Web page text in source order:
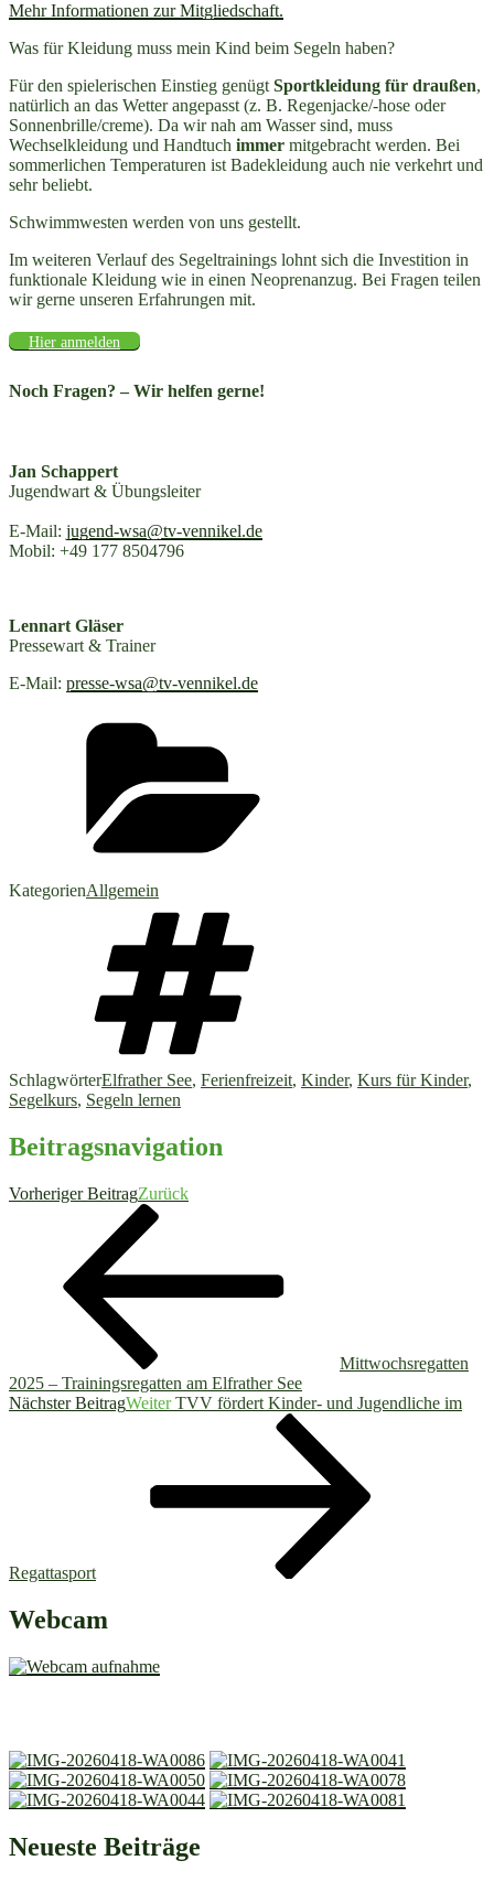
Mehr Informationen zur Mitgliedschaft.
Was für Kleidung muss mein Kind beim Segeln haben?
Für den spielerischen Einstieg genügt Sportkleidung für draußen,
natürlich an das Wetter angepasst (z. B. Regenjacke/-hose oder
Sonnenbrille/creme). Da wir nah am Wasser sind, muss
Wechselkleidung und Handtuch immer mitgebracht werden. Bei
sommerlichen Temperaturen ist Badekleidung auch nie verkehrt und
sehr beliebt.
Schwimmwesten werden von uns gestellt.
Im weiteren Verlauf des Segeltrainings lohnt sich die Investition in
funktionale Kleidung wie in einen Neoprenanzug. Bei Fragen teilen
wir gerne unseren Erfahrungen mit.
Hier anmelden
Noch Fragen? – Wir helfen gerne!
Jan Schappert
Jugendwart & Übungsleiter
E-Mail: jugend-wsa@tv-vennikel.de
Mobil: +49 177 8504796
Lennart Gläser
Pressewart & Trainer
E-Mail: presse-wsa@tv-vennikel.de
KategorienAllgemein
SchlagwörterElfrather See, Ferienfreizeit, Kinder, Kurs für Kinder,
Segelkurs, Segeln lernen
Beitragsnavigation
Vorheriger BeitragZurück
Mittwochsregatten
2025 – Trainingsregatten am Elfrather See
Nächster BeitragWeiter TVV fördert Kinder- und Jugendliche im
Regattasport
Webcam
Neueste Beiträge